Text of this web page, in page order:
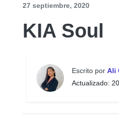
27 septiembre, 2020
KIA Soul
Escrito por Ali
Actualizado: